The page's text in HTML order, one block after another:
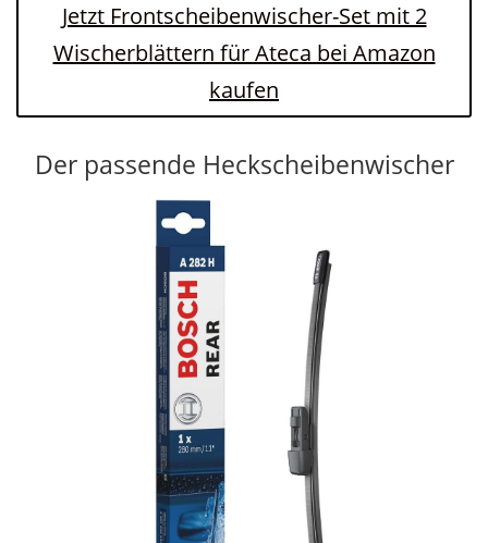
Jetzt Frontscheibenwischer-Set mit 2
Wischerblättern für Ateca bei Amazon
kaufen
Der passende Heckscheibenwischer